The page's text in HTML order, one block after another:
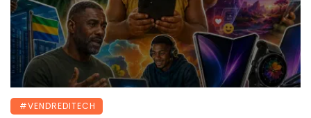
#VENDREDITECH